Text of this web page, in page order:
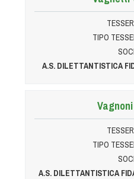
TIPO
A.S. DILETTANTISTICA
TIPO
A.S. DILETTANTISTICA
Tiro